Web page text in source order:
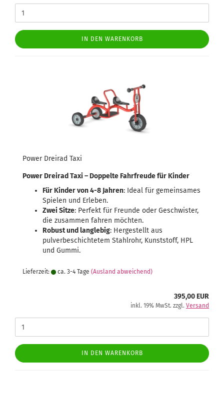
IN DEN WARENKORB
Power Dreirad Taxi
Power Dreirad Taxi – Doppelte Fahrfreude für Kinder
Für Kinder von 4-8 Jahren: Ideal für gemeinsames
Spielen und Erleben.
Zwei Sitze: Perfekt für Freunde oder Geschwister,
die zusammen fahren möchten.
Robust und langlebig: Hergestellt aus
pulverbeschichtetem Stahlrohr, Kunststoff, HPL
und Gummi.
Lieferzeit: ca. 3-4 Tage (Ausland abweichend)
395,00 EUR
inkl. 19% MwSt. zzgl. Versand
IN DEN WARENKORB